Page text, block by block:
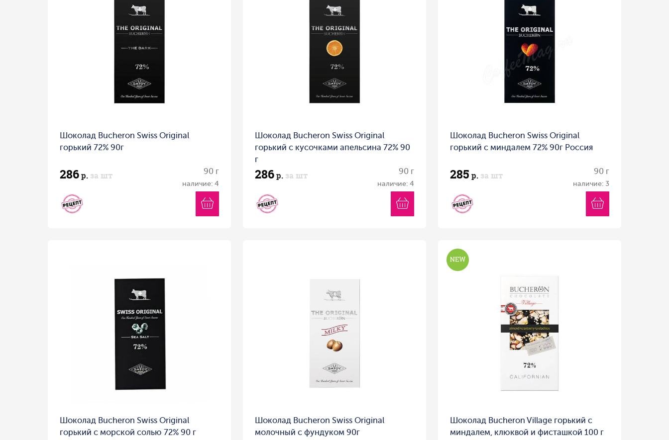
Шоколад Bucheron Swiss Original
горький 72% 90г
286р. за шт 90 г
наличие: 4
Шоколад Bucheron Swiss Original
горький с кусочками апельсина 72% 90
г
286р. за шт 90 г
наличие: 4
Шоколад Bucheron Swiss Original
горький с миндалем 72% 90г Россия
285 р. за шт 90 г
наличие: 3
Шоколад Bucheron Swiss Original
горький с морской солью 72% 90 г
Шоколад Bucheron Swiss Original
молочный с фундуком 90г
Шоколад Bucheron Village горький с
миндалем, клюквой и фисташкой 100 г